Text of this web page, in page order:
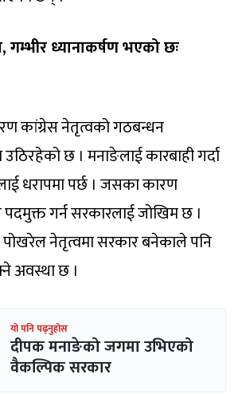
ध्यानाकर्षण भएको छः
कांग्रेस नेतृत्वको गठबन्धन
उठिरहेको छ । मनाङेलाई कारबाही गर्दा
धरापमा पर्छ । जसका कारण
गर्न सरकारलाई जोखिम छ ।
नेतृत्वमा सरकार बनेकाले पनि
अवस्था छ ।
यो पनि पढ्नुहोस
दीपक मनाङेको जगमा उभिएको
वैकल्पिक सरकार